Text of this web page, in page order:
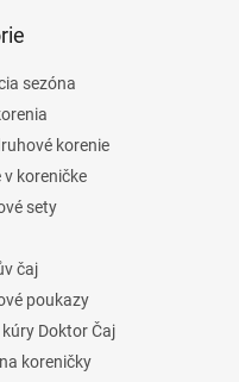
sezóna
korenie
v koreničke
sety
čaj
poukazy
Doktor Čaj
koreničky